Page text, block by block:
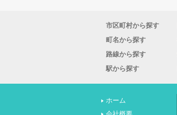
市区町村から探す
町名から探す
路線から探す
駅から探す
ホーム